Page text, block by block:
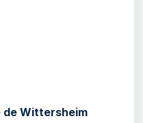
de Wittersheim